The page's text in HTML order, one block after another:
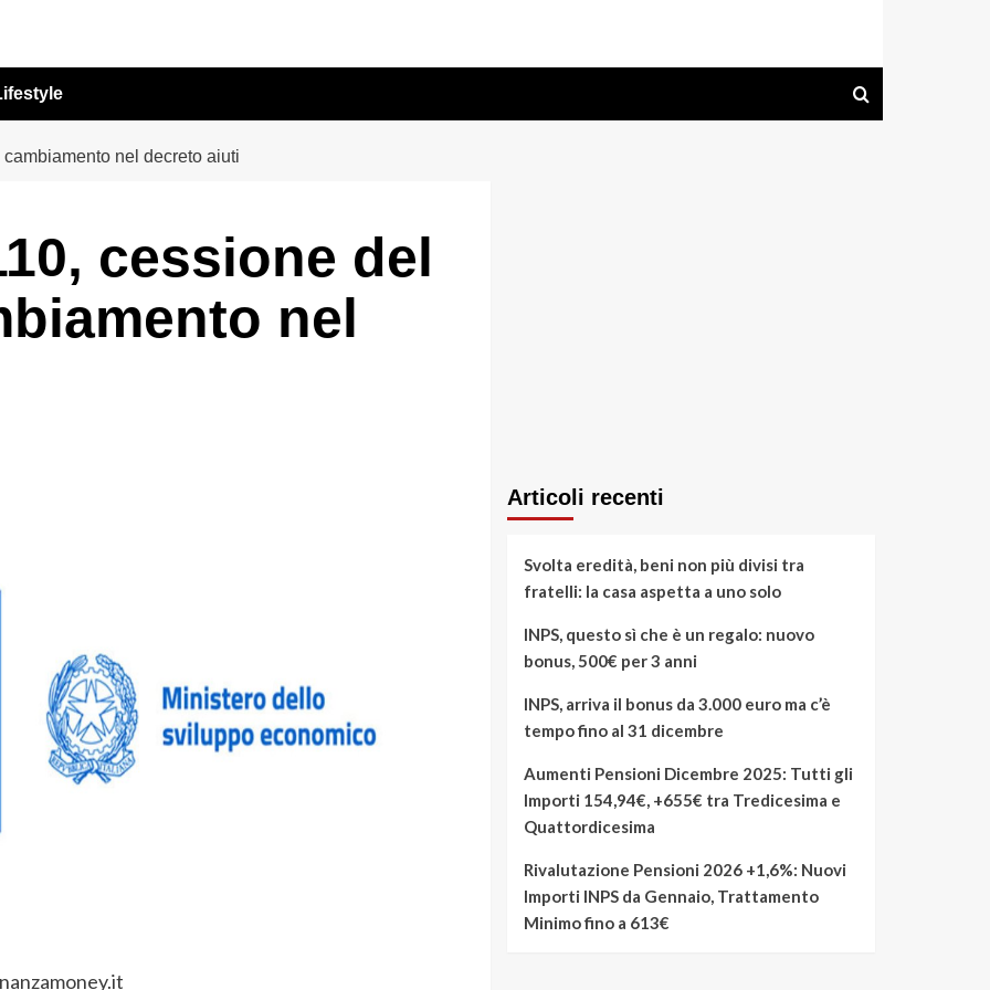
nel decreto aiuti
cessione del
nel
Articoli recenti
Svolta eredità, beni non più divisi tra
fratelli: la casa aspetta a uno solo
INPS, questo sì che è un regalo: nuovo
bonus, 500€ per 3 anni
INPS, arriva il bonus da 3.000 euro ma c’è
tempo fino al 31 dicembre
Aumenti Pensioni Dicembre 2025: Tutti gli
Importi 154,94€, +655€ tra Tredicesima e
Quattordicesima
Rivalutazione Pensioni 2026 +1,6%: Nuovi
Importi INPS da Gennaio, Trattamento
Minimo fino a 613€